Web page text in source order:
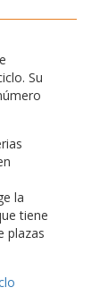
Su
la
tiene
plazas